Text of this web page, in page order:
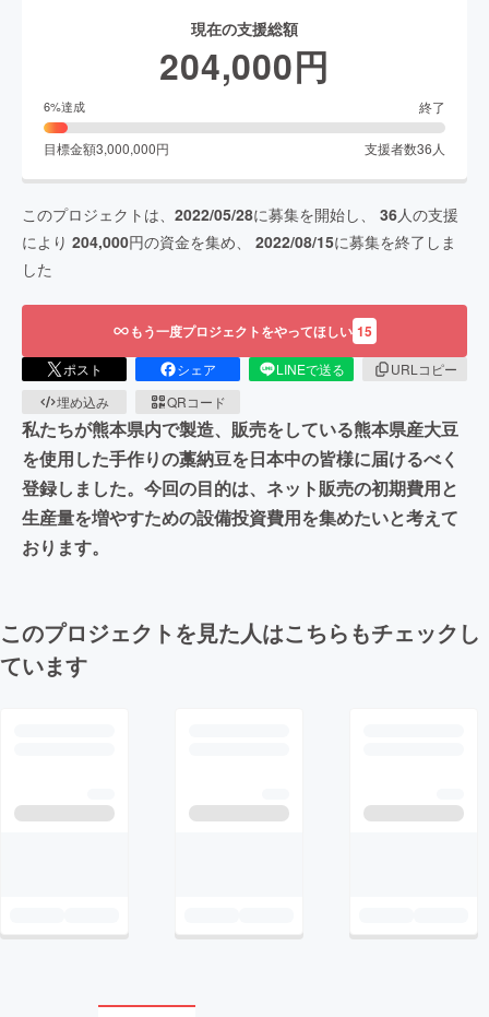
現在の支援総額
204,000円
6%達成 終了
目標金額3,000,000円 支援者数36 人
このプロジェクトは、 2022/05/28に募集を開始し、 36人の支援
により 204,000円の資金を集め、 2022/08/15に募集を終了しま
した
もう一度プロジェクトをやってほしい 15
ポスト シェア LINEで送る
URLコピー
埋め込み
QRコード
私たちが熊本県内で製造、販売をしている熊本県産大豆
を使用した手作りの藁納豆を日本中の皆様に届けるべく
登録しました。今回の目的は、ネット販売の初期費用と
生産量を増やすための設備投資費用を集めたいと考えて
おります。
このプロジェクトを見た人はこちらもチェックし
ています